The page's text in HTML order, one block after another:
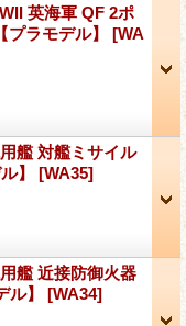
英海軍 QF 2ポ
ラモデル】 [WA
艦 対艦ミサイル
】 [WA35]
艦 近接防御火器
ル】 [WA34]